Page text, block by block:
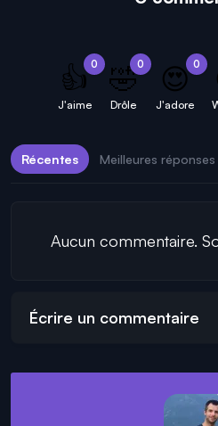
0
👍
J'aime
0
🤣
Drôle
0
😍
J'adore
Récentes Meilleures réponses
Aucun commentaire.
Écrire un commentaire